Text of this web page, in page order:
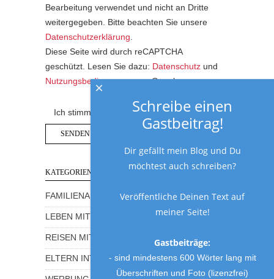
Bearbeitung verwendet und nicht an Dritte
weitergegeben. Bitte beachten Sie unsere
Datenschutzerklärung
Diese Seite wird durch reCAPTCHA
geschützt. Lesen Sie dazu: Datenschutz und
Nutzungsbedingungenvon Google.
Ich stimme der Datenschutzerklärung zu.
KATEGORIEN
FAMILIENALLTAG MIT HUMOR
LEBEN MIT KINDERN
REISEN MIT KINDERN
ELTERN INTERVIEWS
Schreibe einen
Gastbeitrag!
Dir gefällt mein Blog und Du
möchtest auch schreiben?
Veröffentliche Deinen Text auf
meiner Seite!
Gastbeiträge:
- sind mindestens 600 Wörter lang mit
Überschriften und Foto (lizenzfrei)
×